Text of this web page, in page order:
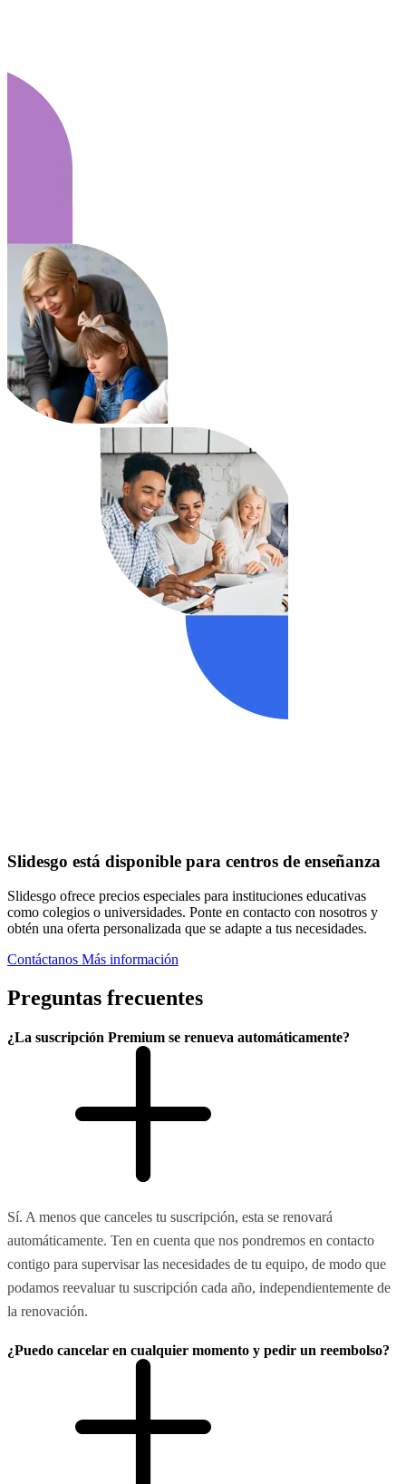
Slidesgo está disponible para centros de enseñanza
Slidesgo ofrece precios especiales para instituciones educativas
como colegios o universidades. Ponte en contacto con nosotros y
obtén una oferta personalizada que se adapte a tus necesidades.
Contáctanos Más información
Preguntas frecuentes
¿La suscripción Premium se renueva automáticamente?
Sí. A menos que canceles tu suscripción, esta se renovará
automáticamente. Ten en cuenta que nos pondremos en contacto
contigo para supervisar las necesidades de tu equipo, de modo que
podamos reevaluar tu suscripción cada año, independientemente de
la renovación.
¿Puedo cancelar en cualquier momento y pedir un reembolso?